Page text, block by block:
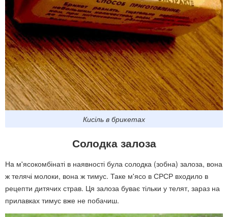
Кисіль в брикетах
Солодка залоза
На м'ясокомбінаті в наявності була солодка (зобна) залоза, вона
ж телячі молоки, вона ж тимус. Таке м'ясо в СРСР входило в
рецепти дитячих страв. Ця залоза буває тільки у телят, зараз на
прилавках тимус вже не побачиш.